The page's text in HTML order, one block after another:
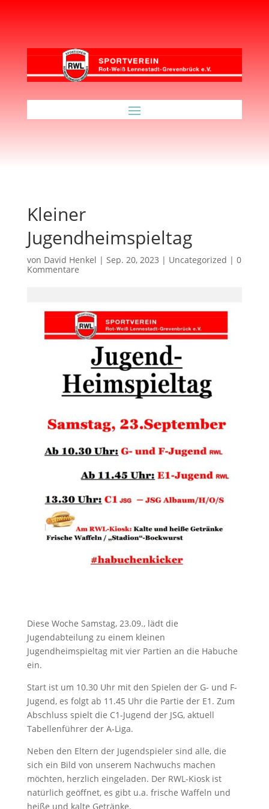
Kleiner
Jugendheimspieltag
von David Henkel | Sep. 20, 2023 | Uncategorized | 0
Kommentare
Diese Woche Samstag, 23.09., lädt die
Jugendabteilung zu einem kleinen
Jugendheimspieltag mit vier Partien an die Habuche
ein.
Start ist um 10.30 Uhr mit den Spielen der G- und F-
Jugend, es folgt ab 11.45 Uhr die Partie der E1. Zum
Abschluss spielt die C1-Jugend der JSG, aktuell
Tabellenführer der A-Liga.
Neben den Eltern der Jugendspieler sind alle, die
sich ein Bild von unserem Nachwuchs machen
möchten, herzlich eingeladen. Der RWL-Kiosk ist
natürlich geöffnet, es gibt u.a. frische Waffeln und
heiße und kalte Getränke.